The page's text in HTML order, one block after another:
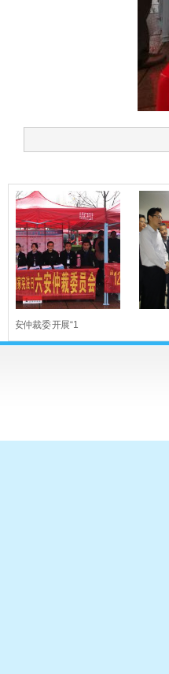
委开展“1 副